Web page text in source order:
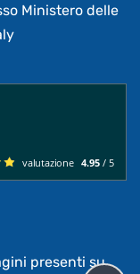
Ministero delle
valutazione 4.95 / 5
presenti su